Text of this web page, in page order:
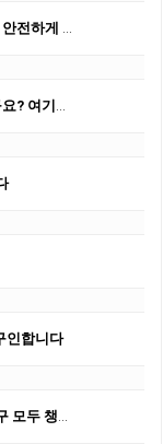
컨따세요
오세요
인합니다
겨가실분